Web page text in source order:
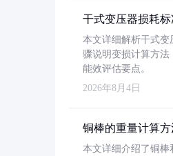
干式变压器损耗
本文详细解析干式变
骤说明变损计算方法
能效评估要点。
2026年8月4日
铜棒的重量计算
本文详细介绍了铜棒